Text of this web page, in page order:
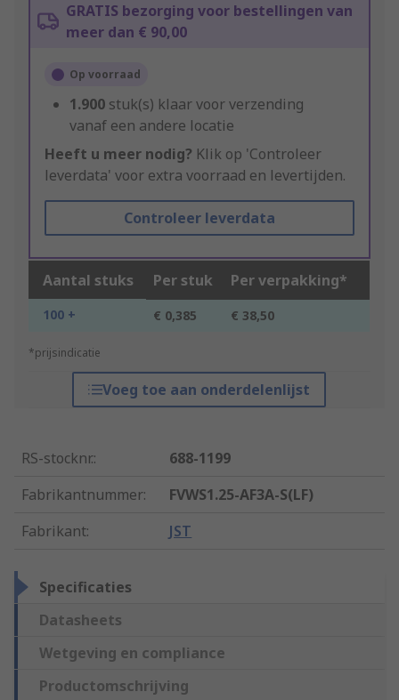
GRATIS bezorging voor bestellingen van
meer dan € 90,00
Op voorraad
1.900 stuk(s) klaar voor verzending
vanaf een andere locatie
Heeft u meer nodig? Klik op 'Controleer
leverdata' voor extra voorraad en levertijden.
Controleer leverdata
Aantal stuks Per stuk Per verpakking*
100 + € 0,385 € 38,50
*prijsindicatie
Voeg toe aan onderdelenlijst
RS-stocknr.:
688-1199
Fabrikantnummer:
FVWS1.25-AF3A-S(LF)
Fabrikant: JST
Specificaties
Datasheets
Wetgeving en compliance
Productomschrijving